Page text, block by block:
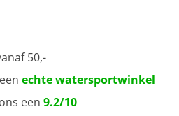
50,-
echte watersportwinkel
een 9.2/10